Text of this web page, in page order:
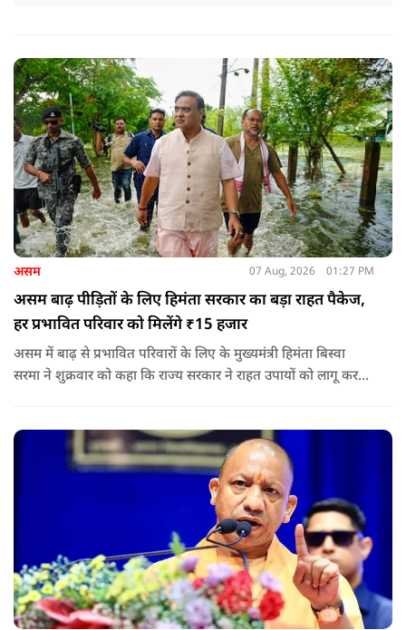
असम 07 Aug, 2026 01:27 PM
असम बाढ़ पीड़ितों के लिए हिमंता सरकार का बड़ा राहत पैकेज,
हर प्रभावित परिवार को मिलेंगे ₹15 हजार
असम में बाढ़ से प्रभावित परिवारों के लिए के मुख्यमंत्री हिमंता बिस्वा
सरमा ने शुक्रवार को कहा कि राज्य सरकार ने राहत उपायों को लागू करना